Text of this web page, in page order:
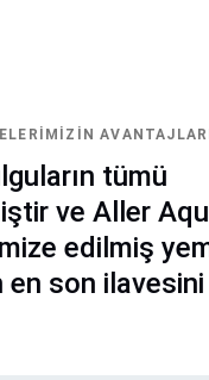
tümü
ve Aller
edilmiş
son ilavesini